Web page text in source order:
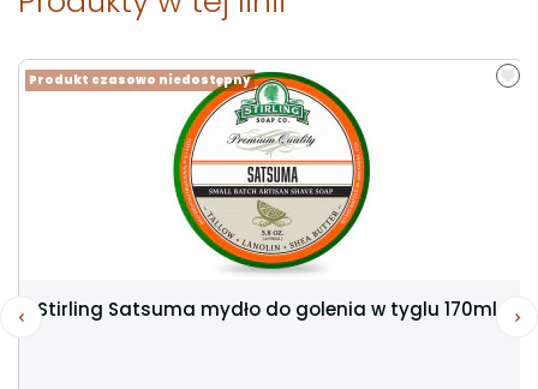
Stirling Satsuma mydło do golenia w tyglu 170ml
Produkt czasowo niedostępny